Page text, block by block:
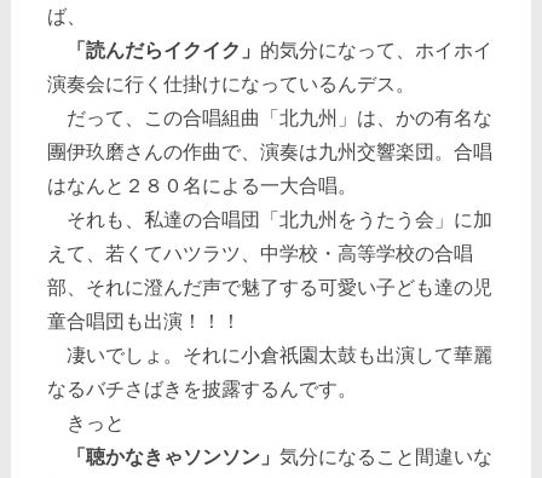
ば、
「読んだらイクイク」 的気分になって、ホイホイ
演奏会に行く仕掛けになっているんデス。
だって、この合唱組曲「北九州」は、かの有名な
團伊玖磨さんの作曲で、演奏は九州交響楽団。合唱
はなんと２８０名による一大合唱。
それも、私達の合唱団「北九州をうたう会」に加
えて、若くてハツラツ、中学校・高等学校の合唱
部、それに澄んだ声で魅了する可愛い子ども達の児
童合唱団も出演！！！
凄いでしょ。それに小倉祇園太鼓も出演して華麗
なるバチさばきを披露するんです。
きっと
「聴かなきゃソンソン」 気分になること間違いな